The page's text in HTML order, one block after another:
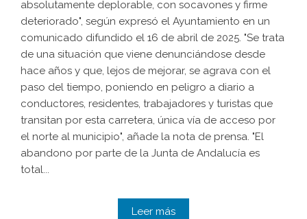
absolutamente deplorable, con socavones y firme
deteriorado", según expresó el Ayuntamiento en un
comunicado difundido el 16 de abril de 2025. "Se trata
de una situación que viene denunciándose desde
hace años y que, lejos de mejorar, se agrava con el
paso del tiempo, poniendo en peligro a diario a
conductores, residentes, trabajadores y turistas que
transitan por esta carretera, única vía de acceso por
el norte al municipio", añade la nota de prensa. "El
abandono por parte de la Junta de Andalucía es
total...
Leer más